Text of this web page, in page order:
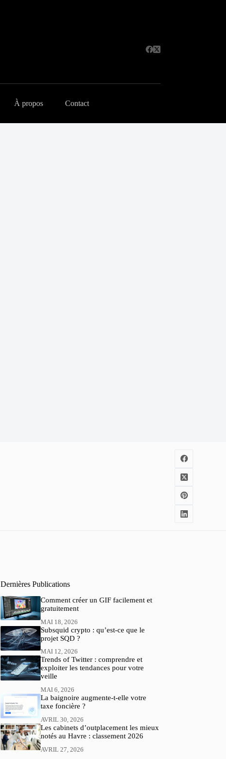
À propos Contact
Dernières Publications
Comment créer un GIF facilement et
gratuitement
MAI 18, 2026
Subsquid crypto : qu’est-ce que le
projet SQD ?
MAI 12, 2026
Trends of Twitter : comprendre et
exploiter les tendances pour votre
veille
MAI 6, 2026
La baignoire augmente-t-elle votre
taxe foncière ?
AVRIL 30, 2026
Les cabinets d’outplacement les mieux
notés au Havre : classement 2026
AVRIL 27, 2026